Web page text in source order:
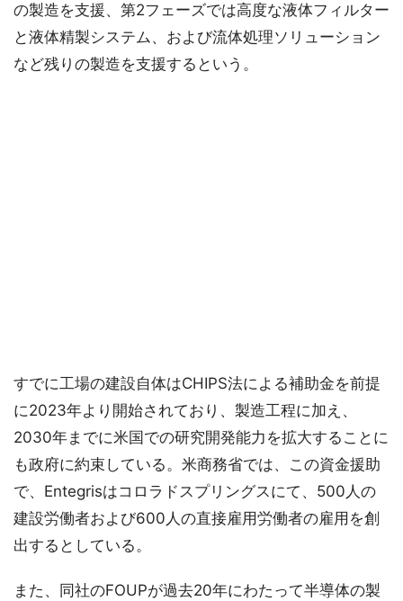
の製造を支援、第2フェーズでは高度な液体フィルター
と液体精製システム、および流体処理ソリューション
など残りの製造を支援するという。
すでに工場の建設自体はCHIPS法による補助金を前提
に2023年より開始されており、製造工程に加え、
2030年までに米国での研究開発能力を拡大することに
も政府に約束している。米商務省では、この資金援助
で、Entegrisはコロラドスプリングスにて、500人の
建設労働者および600人の直接雇用労働者の雇用を創
出するとしている。
また、同社のFOUPが過去20年にわたって半導体の製